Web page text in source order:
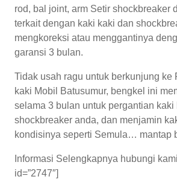
rod, bal joint, arm Setir shockbreaker
terkait dengan kaki kaki dan
mengkoreksi atau menggantinya
garansi 3 bulan.
Tidak usah ragu untuk berkunjung ke
kaki Mobil Batusumur, bengkel ini
selama 3 bulan untuk pergantian kaki
shockbreaker anda, dan menjamin
kondisinya seperti Semula… mantap
Informasi Selengkapnya hubungi
id=”2747″]